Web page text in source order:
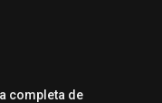
completa de